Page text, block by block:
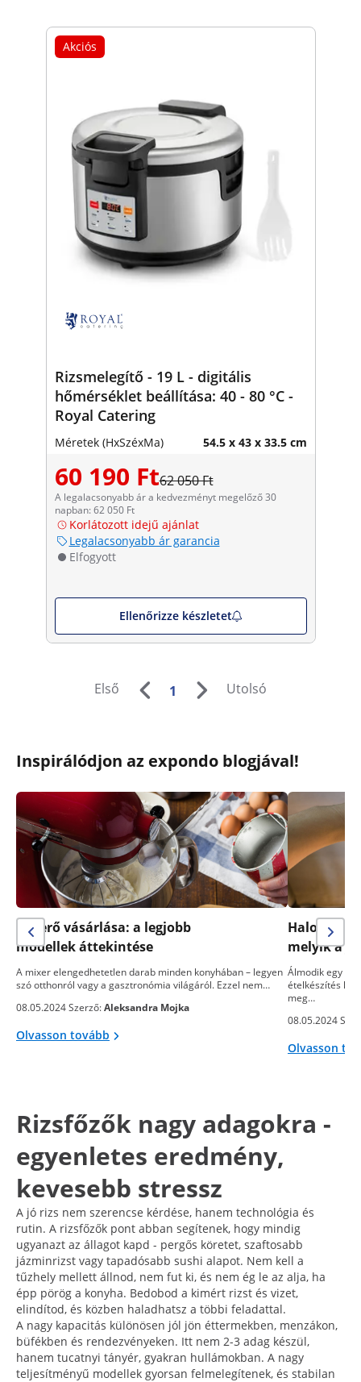
Akciós
Rizsmelegítő - 19 L - digitális
hőmérséklet beállítása: 40 - 80 °C -
Royal Catering
Méretek (HxSzéxMa) 54.5 x 43 x 33.5 cm
60 190 Ft62 050 Ft
A legalacsonyabb ár a kedvezményt megelőző 30
napban: 62 050 Ft
Korlátozott idejű ajánlat
Legalacsonyabb ár garancia
Elfogyott
Ellenőrizze készletet
Első 1 Utolsó
Inspirálódjon az expondo blogjával!
Keverő vásárlása: a legjobb
modellek áttekintése
A mixer elengedhetetlen darab minden konyhában – legyen
szó otthonról vagy a gasztronómia világáról. Ezzel nem…
08.05.2024 Szerző:Aleksandra Mojka
Olvasson tovább
Halogén
melyik a
Álmodik egy
ételkészítés
meg…
08.05.2024
Olvasson
Rizsfőzők nagy adagokra -
egyenletes eredmény,
kevesebb stressz
A jó rizs nem szerencse kérdése, hanem technológia és
rutin. A rizsfőzők pont abban segítenek, hogy mindig
ugyanazt az állagot kapd - pergős köretet, szaftosabb
jázminrizst vagy tapadósabb sushi alapot. Nem kell a
tűzhely mellett állnod, nem fut ki, és nem ég le az alja, ha
épp pörög a konyha. Bedobod a kimért rizst és vizet,
elindítod, és közben haladhatsz a többi feladattal.
A nagy kapacitás különösen jól jön éttermekben, menzákon,
büfékben és rendezvényeken. Itt nem 2-3 adag készül,
hanem tucatnyi tányér, gyakran hullámokban. A nagy
teljesítményű modellek gyorsan felmelegítenek, és stabilan